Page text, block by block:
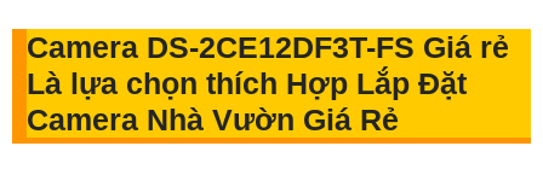
Camera DS-2CE12DF3T-FS Giá rẻ
Là lựa chọn thích Hợp Lắp Đặt
Camera Nhà Vườn Giá Rẻ